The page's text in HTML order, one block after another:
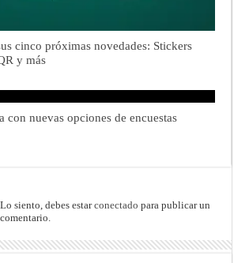
cinco próximas novedades: Stickers
y más
con nuevas opciones de encuestas
Lo siento, debes estarconectado para publicar un
comentario.